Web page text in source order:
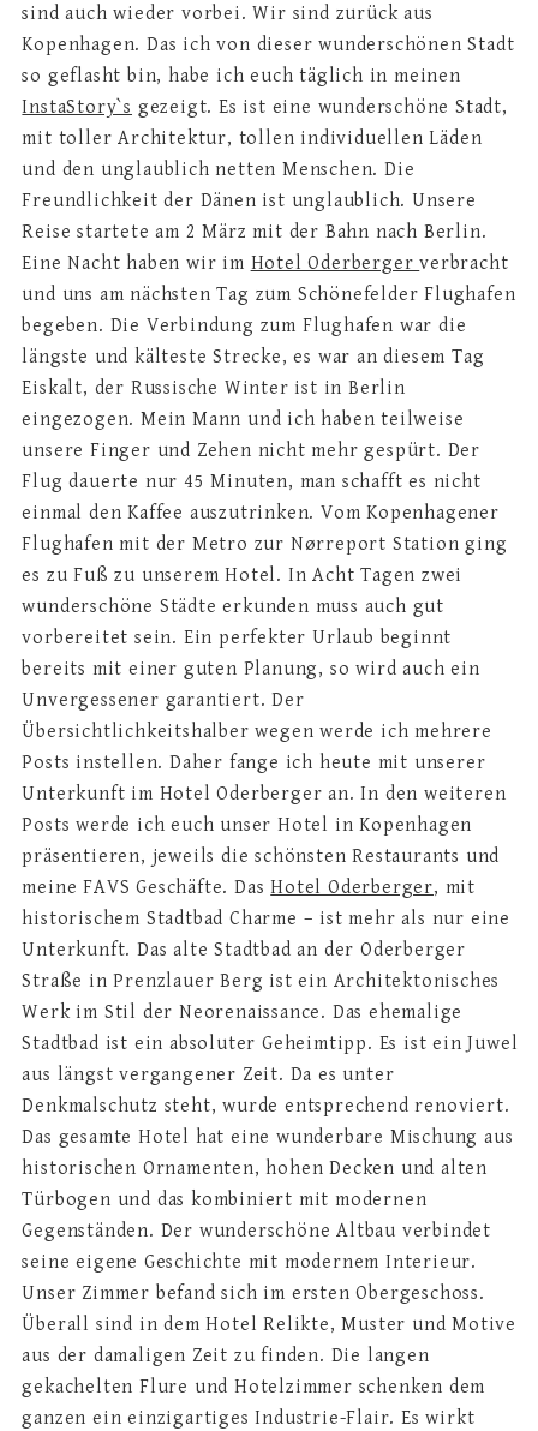
sind auch wieder vorbei. Wir sind zurück aus
Kopenhagen. Das ich von dieser wunderschönen Stadt
so geflasht bin, habe ich euch täglich in meinen
InstaStory`s gezeigt. Es ist eine wunderschöne Stadt,
mit toller Architektur, tollen individuellen Läden
und den unglaublich netten Menschen. Die
Freundlichkeit der Dänen ist unglaublich. Unsere
Reise startete am 2 März mit der Bahn nach Berlin.
Eine Nacht haben wir im Hotel Oderbergerverbracht
und uns am nächsten Tag zum Schönefelder Flughafen
begeben. Die Verbindung zum Flughafen war die
längste und kälteste Strecke, es war an diesem Tag
Eiskalt, der Russische Winter ist in Berlin
eingezogen. Mein Mann und ich haben teilweise
unsere Finger und Zehen nicht mehr gespürt. Der
Flug dauerte nur 45 Minuten, man schafft es nicht
einmal den Kaffee auszutrinken. Vom Kopenhagener
Flughafen mit der Metro zur Nørreport Station ging
es zu Fuß zu unserem Hotel. In Acht Tagen zwei
wunderschöne Städte erkunden muss auch gut
vorbereitet sein. Ein perfekter Urlaub beginnt
bereits mit einer guten Planung, so wird auch ein
Unvergessener garantiert. Der
Übersichtlichkeitshalber wegen werde ich mehrere
Posts instellen. Daher fange ich heute mit unserer
Unterkunft im Hotel Oderberger an. In den weiteren
Posts werde ich euch unser Hotel in Kopenhagen
präsentieren, jeweils die schönsten Restaurants und
meine FAVS Geschäfte. DasHotel Oderberger, mit
historischem Stadtbad Charme – ist mehr als nur eine
Unterkunft. Das alte Stadtbad an der Oderberger
Straße in Prenzlauer Berg ist ein Architektonisches
Werk im Stil der Neorenaissance. Das ehemalige
Stadtbad ist ein absoluter Geheimtipp. Es ist ein Juwel
aus längst vergangener Zeit. Da es unter
Denkmalschutz steht, wurde entsprechend renoviert.
Das gesamte Hotel hat eine wunderbare Mischung aus
historischen Ornamenten, hohen Decken und alten
Türbogen und das kombiniert mit modernen
Gegenständen. Der wunderschöne Altbau verbindet
seine eigene Geschichte mit modernem Interieur.
Unser Zimmer befand sich im ersten Obergeschoss.
Überall sind in dem Hotel Relikte, Muster und Motive
aus der damaligen Zeit zu finden. Die langen
gekachelten Flure und Hotelzimmer schenken dem
ganzen ein einzigartiges Industrie-Flair. Es wirkt